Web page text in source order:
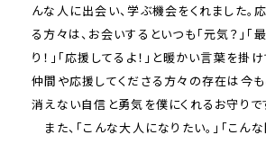
んな人に出会い、学ぶ機会をくれました。
る方々は、お会いするといつも「元気？」「最
り！」「応援してるよ！」と暖かい言葉を掛
仲間や応援してくださる方々の存在は今も
消えない自信と勇気を僕にくれるお守りで
また、「こんな大人になりたい。」「こん